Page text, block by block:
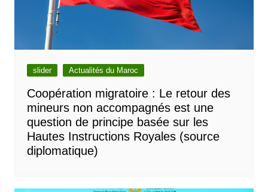
slider Actualités du Maroc
Coopération migratoire : Le retour des
mineurs non accompagnés est une
question de principe basée sur les
Hautes Instructions Royales (source
diplomatique)